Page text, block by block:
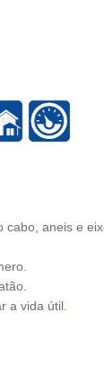
cabo, aneis e
a vida útil.